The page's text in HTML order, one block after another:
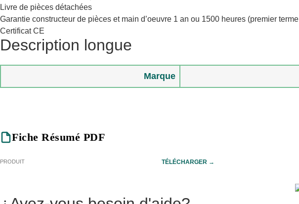
Livre de pièces détachées
Garantie constructeur de pièces et main d’oeuvre 1 an ou 1500 heures (premier
Certificat CE
Description longue
Marque
Fiche Résumé PDF
PRODUIT TÉLÉCHARGER →